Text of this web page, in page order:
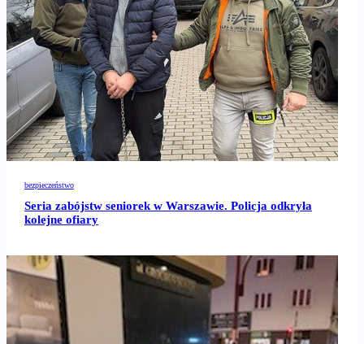
bezpieczeństwo
Seria zabójstw seniorek w Warszawie. Policja odkryła
kolejne ofiary